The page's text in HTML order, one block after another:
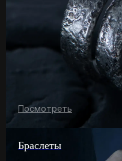
Посмотреть
Браслеты